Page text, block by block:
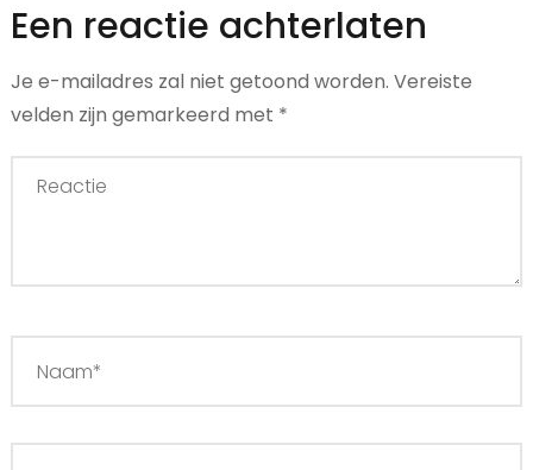
Een reactie achterlaten
Je e-mailadres zal niet getoond worden. Vereiste
velden zijn gemarkeerd met *